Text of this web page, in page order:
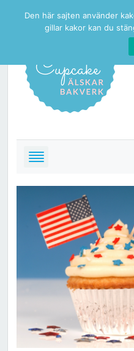
Den här sajten använder
gillar kakor kan du